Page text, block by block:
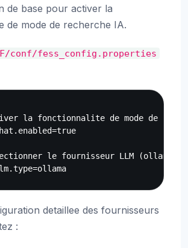
de base pour activer la
de mode de recherche IA.
conf/fess_config.properties
la fonctionnalite de mode de
le fournisseur LLM (ollama,
detaillee des fournisseurs
: